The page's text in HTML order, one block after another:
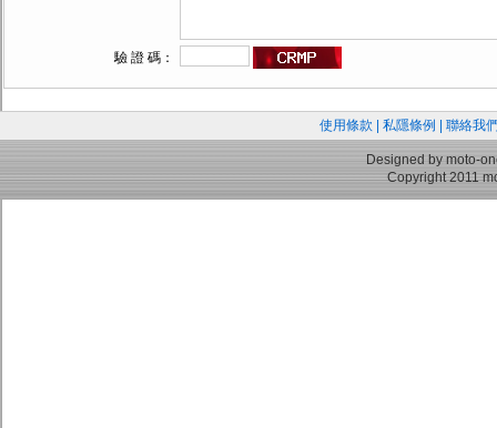
驗 證 碼：
使用條款 私隱條例 聯絡我
Designed by moto-
Copyright 2011